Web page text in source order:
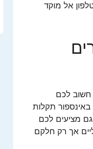
אל מוקד
לכם
תקלות
מציעים לכם
אך רק חלקם